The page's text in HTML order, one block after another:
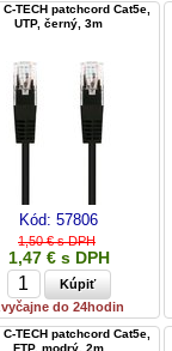
TECH patchcord Cat5e,
UTP, černý, 3m
Kód: 57806
1,50 € s DPH
1,47 € s DPH
do 24hodin
TECH patchcord Cat5e,
FTP, modrý, 2m